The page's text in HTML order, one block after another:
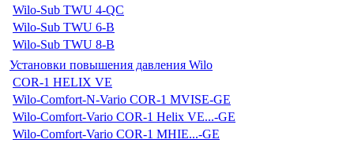
Wilo-Sub TWU 4-QC
Wilo-Sub TWU 6-B
Wilo-Sub TWU 8-B
Установки повышения давления Wilo
COR-1 HELIX VE
Wilo-Comfort-N-Vario COR-1 MVISE-GE
Wilo-Comfort-Vario COR-1 Helix VE...-GE
Wilo-Comfort-Vario COR-1 MHIE...-GE